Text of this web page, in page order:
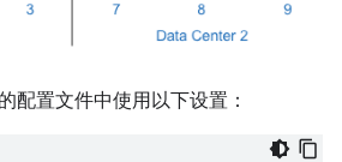
配置文件中使用以下设置：